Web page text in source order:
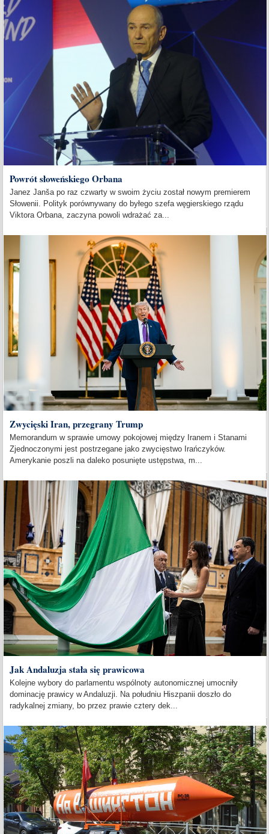
Powrót słoweńskiego Orbana
Janez Janša po raz czwarty w swoim życiu został nowym premierem
Słowenii. Polityk porównywany do byłego szefa węgierskiego rządu
Viktora Orbana, zaczyna powoli wdrażać za...
Zwycięski Iran, przegrany Trump
Memorandum w sprawie umowy pokojowej między Iranem i Stanami
Zjednoczonymi jest postrzegane jako zwycięstwo Irańczyków.
Amerykanie poszli na daleko posunięte ustępstwa, m...
Jak Andaluzja stała się prawicowa
Kolejne wybory do parlamentu wspólnoty autonomicznej umocniły
dominację prawicy w Andaluzji. Na południu Hiszpanii doszło do
radykalnej zmiany, bo przez prawie cztery dek...